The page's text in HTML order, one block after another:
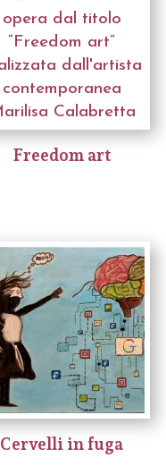
Freedom art
Cervelli in fuga